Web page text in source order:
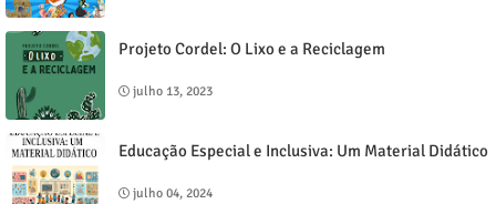
Projeto Cordel: O Lixo e a Reciclagem
julho 13, 2023
Educação Especial e Inclusiva: Um Material Didático
julho 04, 2024